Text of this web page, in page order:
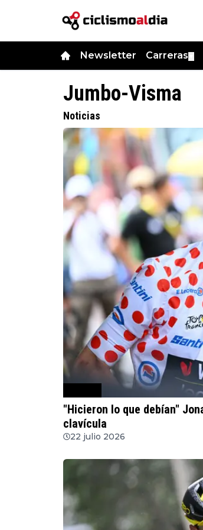
Newsletter Carreras
Jumbo-Visma
Noticias
"Hicieron lo que debían"
clavícula
22 julio 2026